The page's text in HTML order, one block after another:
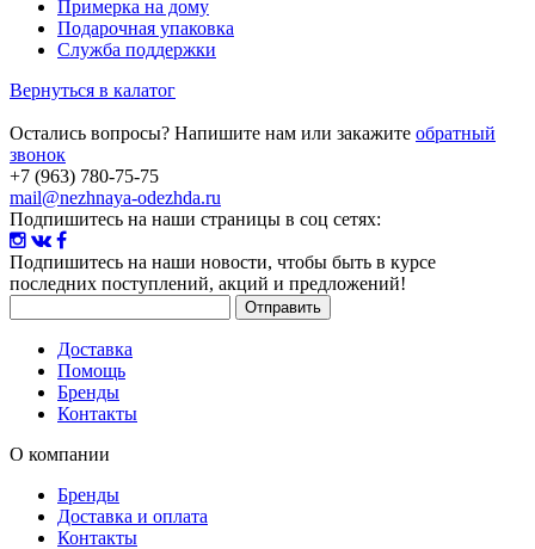
Примерка на дому
Подарочная упаковка
Служба поддержки
Вернуться в калатог
Остались вопросы? Напишите нам или закажите обратный
звонок
+7 (963) 780-75-75
mail@nezhnaya-odezhda.ru
Подпишитесь на наши страницы в соц сетях:
Подпишитесь на наши новости, чтобы быть в курсе
последних поступлений, акций и предложений!
Доставка
Помощь
Бренды
Контакты
О компании
Бренды
Доставка и оплата
Контакты